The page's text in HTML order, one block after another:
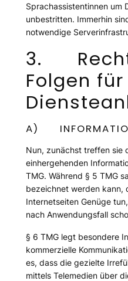
Sprachassistentinnen um
unbestritten. Immerhin
notwendige
3.
Folgen
A)
Nun, zunächst treffen sie
einhergehenden
TMG. Während § 5 TMG
bezeichnet werden kann,
Internetseiten Genüge
nach Anwendungsfall
§ 6 TMG legt besondere
kommerzielle
es, dass die gezielte
mittels Telemedien über